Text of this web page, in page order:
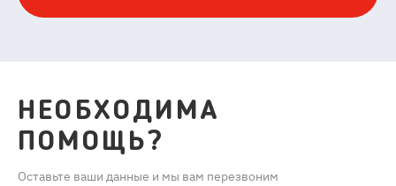
НЕОБХОДИМА
ПОМОЩЬ?
Оставьте ваши данные и мы вам перезвоним